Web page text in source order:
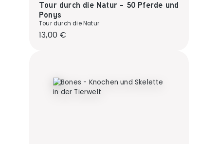
Tour durch die Natur - 50 Pferde und
Ponys
Tour durch die Natur
Regulärer Preis:
13,00 €